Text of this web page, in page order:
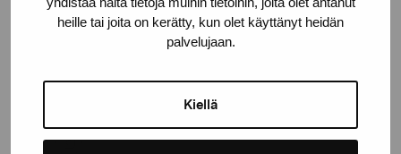
heille tai joita on kerätty, kun olet käyttänyt heidän
palvelujaan.
Kiellä
Gustav Wasas gata 11
+358 (0)50 371 6339